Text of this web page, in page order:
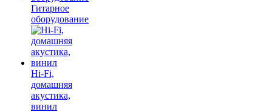
Гитарное
оборудование
Hi-Fi,
домашняя
акустика,
винил